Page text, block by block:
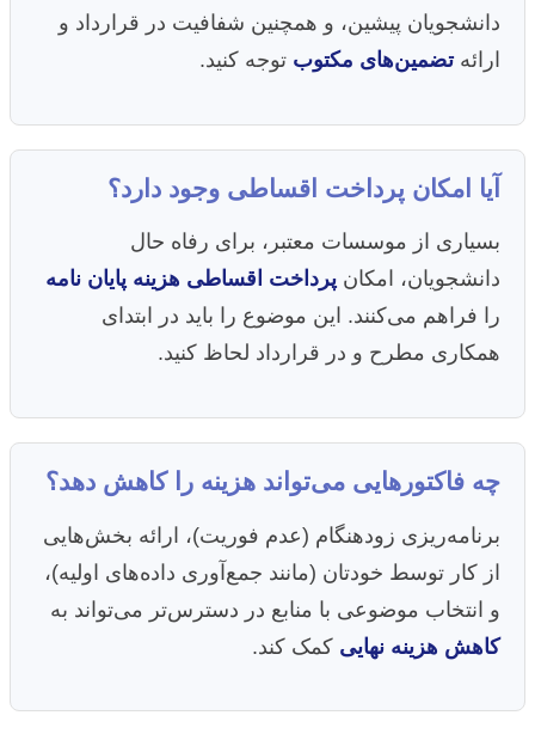
دانشجویان پیشین، و همچنین شفافیت در قرارداد و
ارائهتضمین‌های مکتوب توجه کنید.
آیا امکان پرداخت اقساطی وجود دارد؟
بسیاری از موسسات معتبر، برای رفاه حال
دانشجویان، امکان پرداخت اقساطی هزینه پایان نامه
را فراهم می‌کنند. این موضوع را باید در ابتدای
همکاری مطرح و در قرارداد لحاظ کنید.
چه فاکتورهایی می‌تواند هزینه را کاهش دهد؟
برنامه‌ریزی زودهنگام (عدم فوریت)، ارائه بخش‌هایی
از کار توسط خودتان (مانند جمع‌آوری داده‌های اولیه)،
و انتخاب موضوعی با منابع در دسترس‌تر می‌تواند به
کاهش هزینه نهایی کمک کند.